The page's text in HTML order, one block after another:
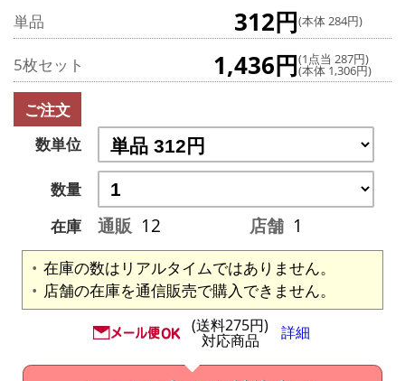
単品 312円(本体 284円)
5枚セット 1,436円(1点当 287円)
(本体 1,306円)
ご注文
数単位
数量
在庫
通販 12 店舗 1
在庫の数はリアルタイムではありません。
店舗の在庫を通信販売で購入できません。
(送料275円)
対応商品 詳細